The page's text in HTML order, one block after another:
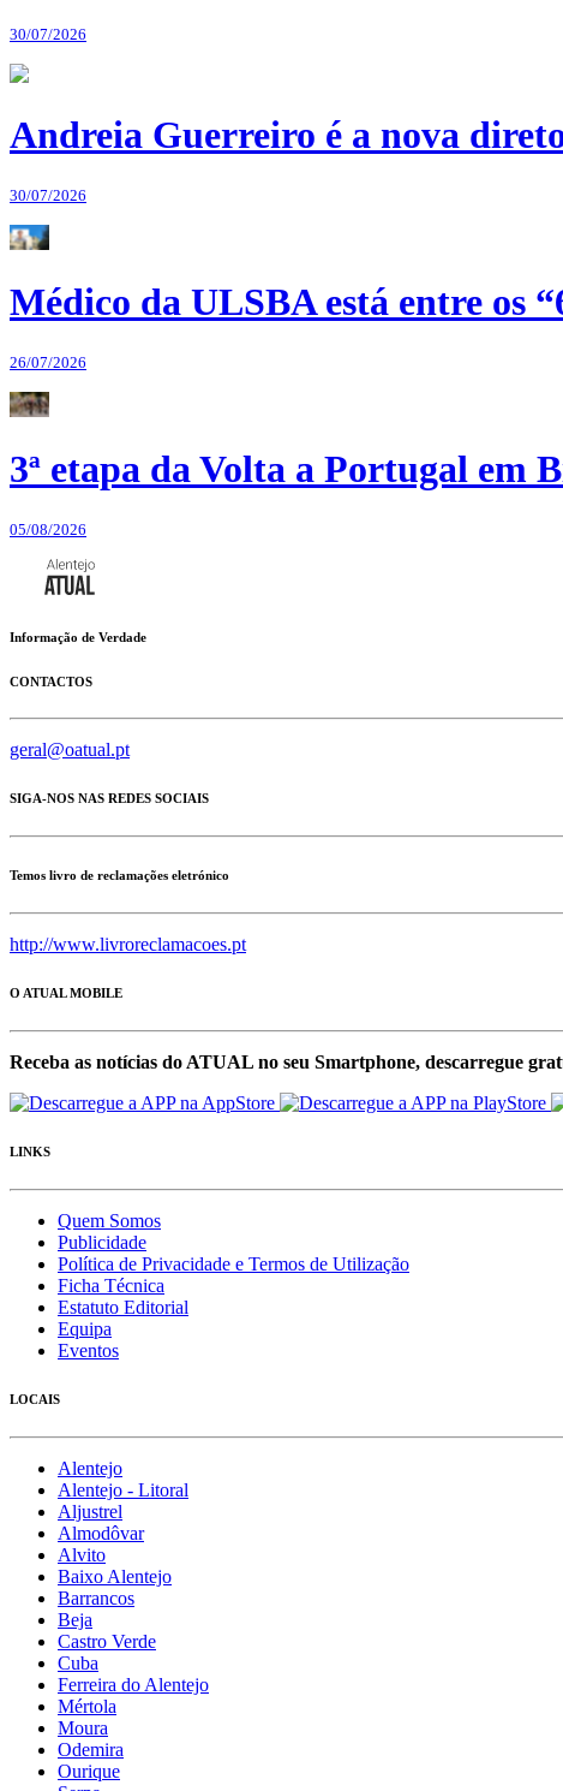
30/07/2026
Andreia Guerreiro é a nova
30/07/2026
Médico da ULSBA está entre os
26/07/2026
3ª etapa da Volta a Portugal em
05/08/2026
Informação de Verdade
CONTACTOS
geral@oatual.pt
SIGA-NOS NAS REDES SOCIAIS
Temos livro de reclamações eletrónico
http://www.livroreclamacoes.pt
O ATUAL MOBILE
Receba as notícias do ATUAL no seu Smartphone, descarregue
LINKS
Quem Somos
Publicidade
Política de Privacidade e Termos de Utilização
Ficha Técnica
Estatuto Editorial
Equipa
Eventos
LOCAIS
Alentejo
Alentejo - Litoral
Aljustrel
Almodôvar
Alvito
Baixo Alentejo
Barrancos
Beja
Castro Verde
Cuba
Ferreira do Alentejo
Mértola
Moura
Odemira
Ourique